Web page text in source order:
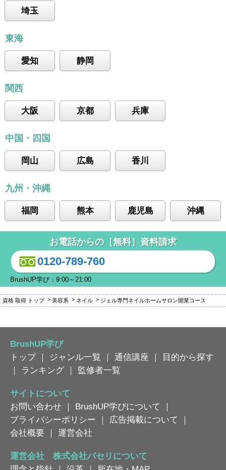
埼玉
東海
愛知 静岡
関西
大阪 京都 兵庫
中国・四国
岡山 広島 香川
九州・沖縄
福岡 熊本 鹿児島 沖縄
お電話からの［無料］資料請求
0120-789-760
BrushUP学び：9:00～21:00
資格 取得 トップ 美容系 ネイル ジェル専門ネイルホームサロン開業コース
BrushUP学び
トップ｜ ジャンル一覧 ｜ 通信講座 ｜
目的から探す
｜
ランキング ｜ 監修者一覧
サイトについて
お問い合わせ ｜ BrushUP学びについて
｜
プライバシーポリシー ｜ 広告掲載について
｜
会社概要 ｜ 運営会社
運営会社 株式会社パセリについて